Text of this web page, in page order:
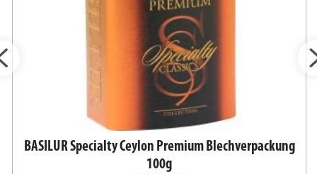
BASILUR Specialty Ceylon Premium Blechverpackung
100g